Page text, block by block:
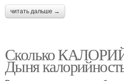
читать дальше →
Сколько
Дыня